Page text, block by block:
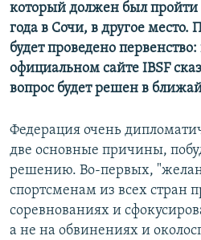
Все сайты РСЕ/РС
который должен был пройти
года в Сочи, в другое место.
будет проведено первенство:
официальном сайте IBSF
вопрос будет решен в
Федерация очень
две основные причины,
решению. Во-первых,
спортсменам из всех стран
соревнованиях и
а не на обвинениях и